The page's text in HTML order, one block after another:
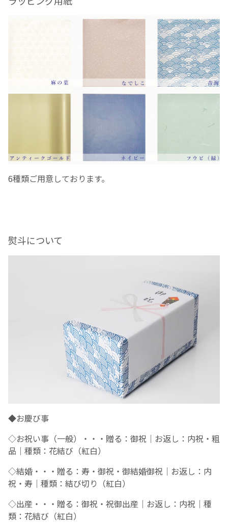
6種類ご用意しております。
熨斗について
◆お慶び事
◇お祝い事（一般）・・・贈る：御祝｜お返し：内祝・粗
品｜種類：花結び（紅白）
◇結婚・・・贈る：寿・御祝・御結婚御祝｜お返し：内
祝・寿｜種類：結び切り（紅白）
◇出産・・・贈る：御祝・祝御出産｜お返し：内祝｜種
類：花結び（紅白）